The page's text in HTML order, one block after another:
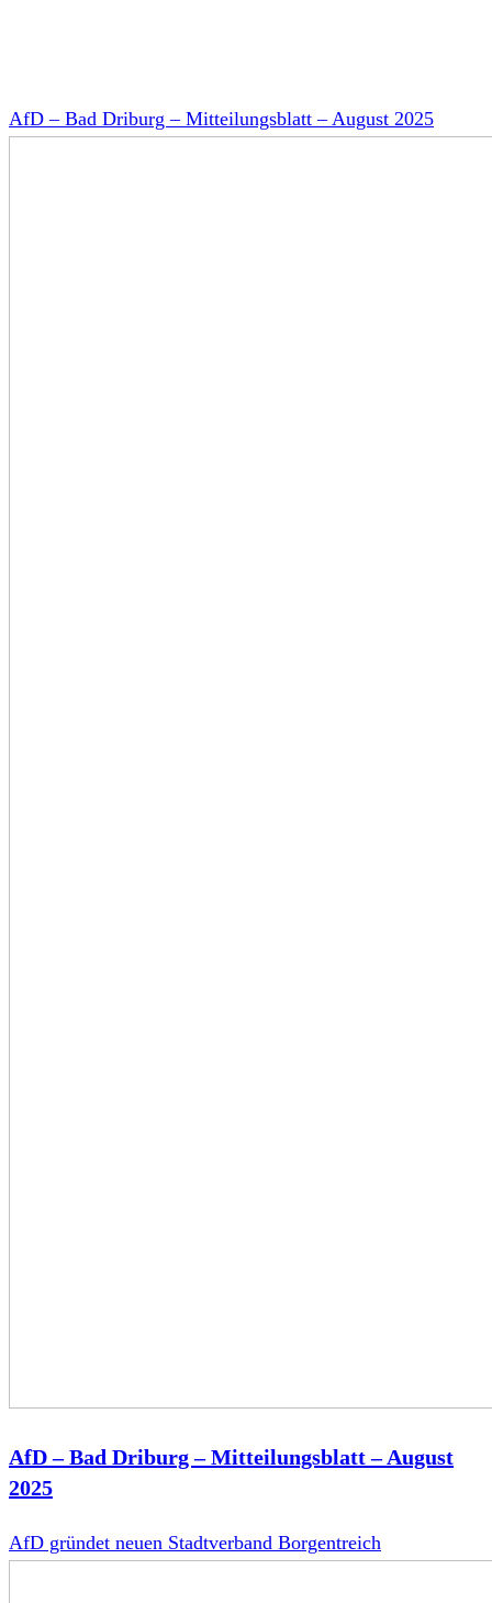
AfD – Bad Driburg – Mitteilungsblatt – August 2025
AfD – Bad Driburg – Mitteilungsblatt – August
2025
AfD gründet neuen Stadtverband Borgentreich